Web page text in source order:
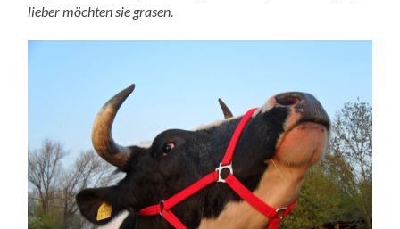
lieber möchten sie grasen.